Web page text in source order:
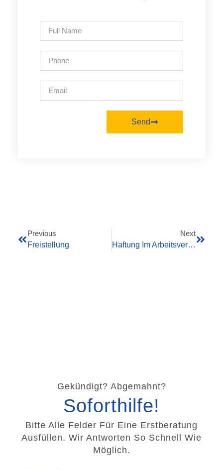
Send
Previous
Freistellung
Next
Haftung Im Arbeitsverhältnis
Gekündigt? Abgemahnt?
Soforthilfe!
Bitte Alle Felder Für Eine Erstberatung
Ausfüllen. Wir Antworten So Schnell Wie
Möglich.